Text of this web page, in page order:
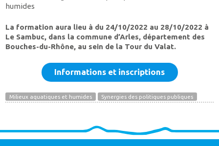
humides
La formation aura lieu à du 24/10/2022 au 28/10/2022 à
Le Sambuc, dans la commune d’Arles, département des
Bouches-du-Rhône, au sein de la Tour du Valat.
Informations et inscriptions
Milieux aquatiques et humides Synergies des politiques publiques